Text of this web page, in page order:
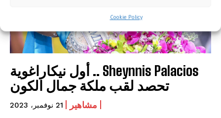
Cookie Policy
Sheynnis Palacios .. أول نيكاراغوية
تحصد لقب ملكة جمال الكون
مشاهير 21 نوفمبر، 2023